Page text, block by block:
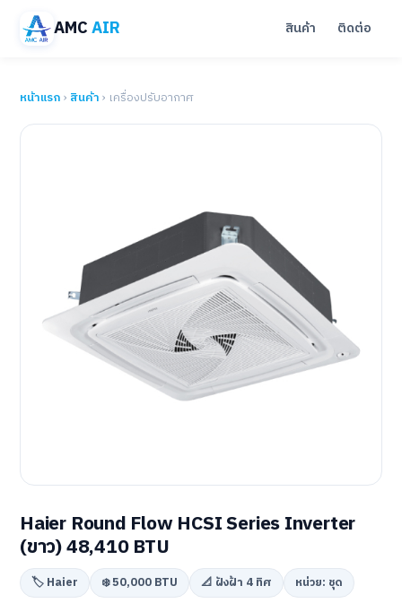
AMCAIR สินค้า ติดต่อ
หน้าแรก› สินค้า› เครื่องปรับอากาศ
Haier Round Flow HCSI Series Inverter
(ขาว) 48,410 BTU
🏷️ Haier ❄️ 50,000 BTU 📐 ฝังฝ้า 4 ทิศ หน่วย: ชุด